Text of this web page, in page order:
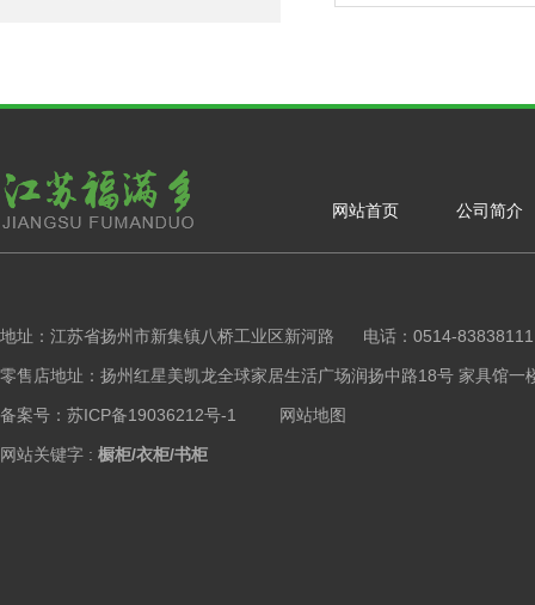
网站首页 公司简介
地址：江苏省扬州市新集镇八桥工业区新河路 电话：0514-
零售店地址：扬州红星美凯龙全球家居生活广场润扬中路18号 家具
备案号：苏ICP备19036212号-1 网站地图
网站关键字 : 橱柜/衣柜/书柜